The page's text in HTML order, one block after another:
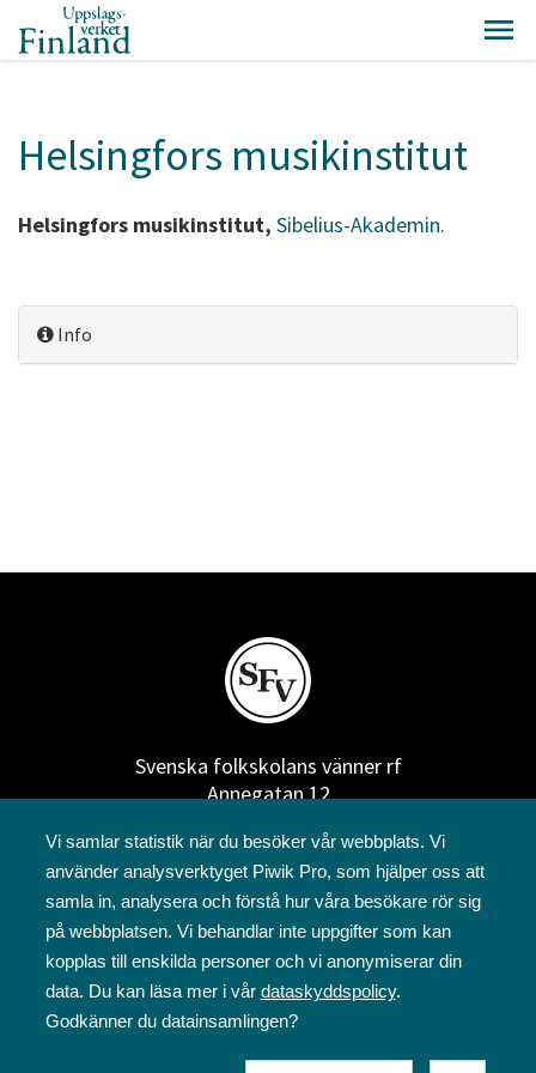
Helsingfors musikinstitut
Helsingfors musikinstitut, Sibelius-Akademin.
Info
Svenska folkskolans vänner rf
Annegatan 12
09 6844 570
sfv@sfv.fi
Vi samlar statistik när du besöker vår webbplats. Vi
använder analysverktyget Piwik Pro, som hjälper oss att
samla in, analysera och förstå hur våra besökare rör sig
på webbplatsen. Vi behandlar inte uppgifter som kan
kopplas till enskilda personer och vi anonymiserar din
data. Du kan läsa mer i vår dataskyddspolicy.
Godkänner du datainsamlingen?